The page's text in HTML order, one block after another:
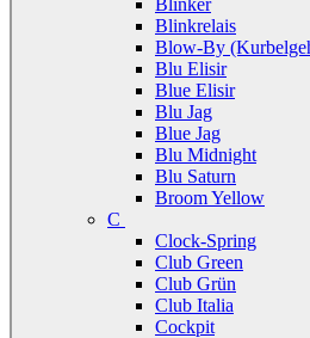
Blinker
Blinkrelais
Blow-By
Blu Elisir
Blue Elisir
Blu Jag
Blue Jag
Blu Midnight
Blu Saturn
Broom Yellow
C
Clock-Spring
Club Green
Club Grün
Club Italia
Cockpit